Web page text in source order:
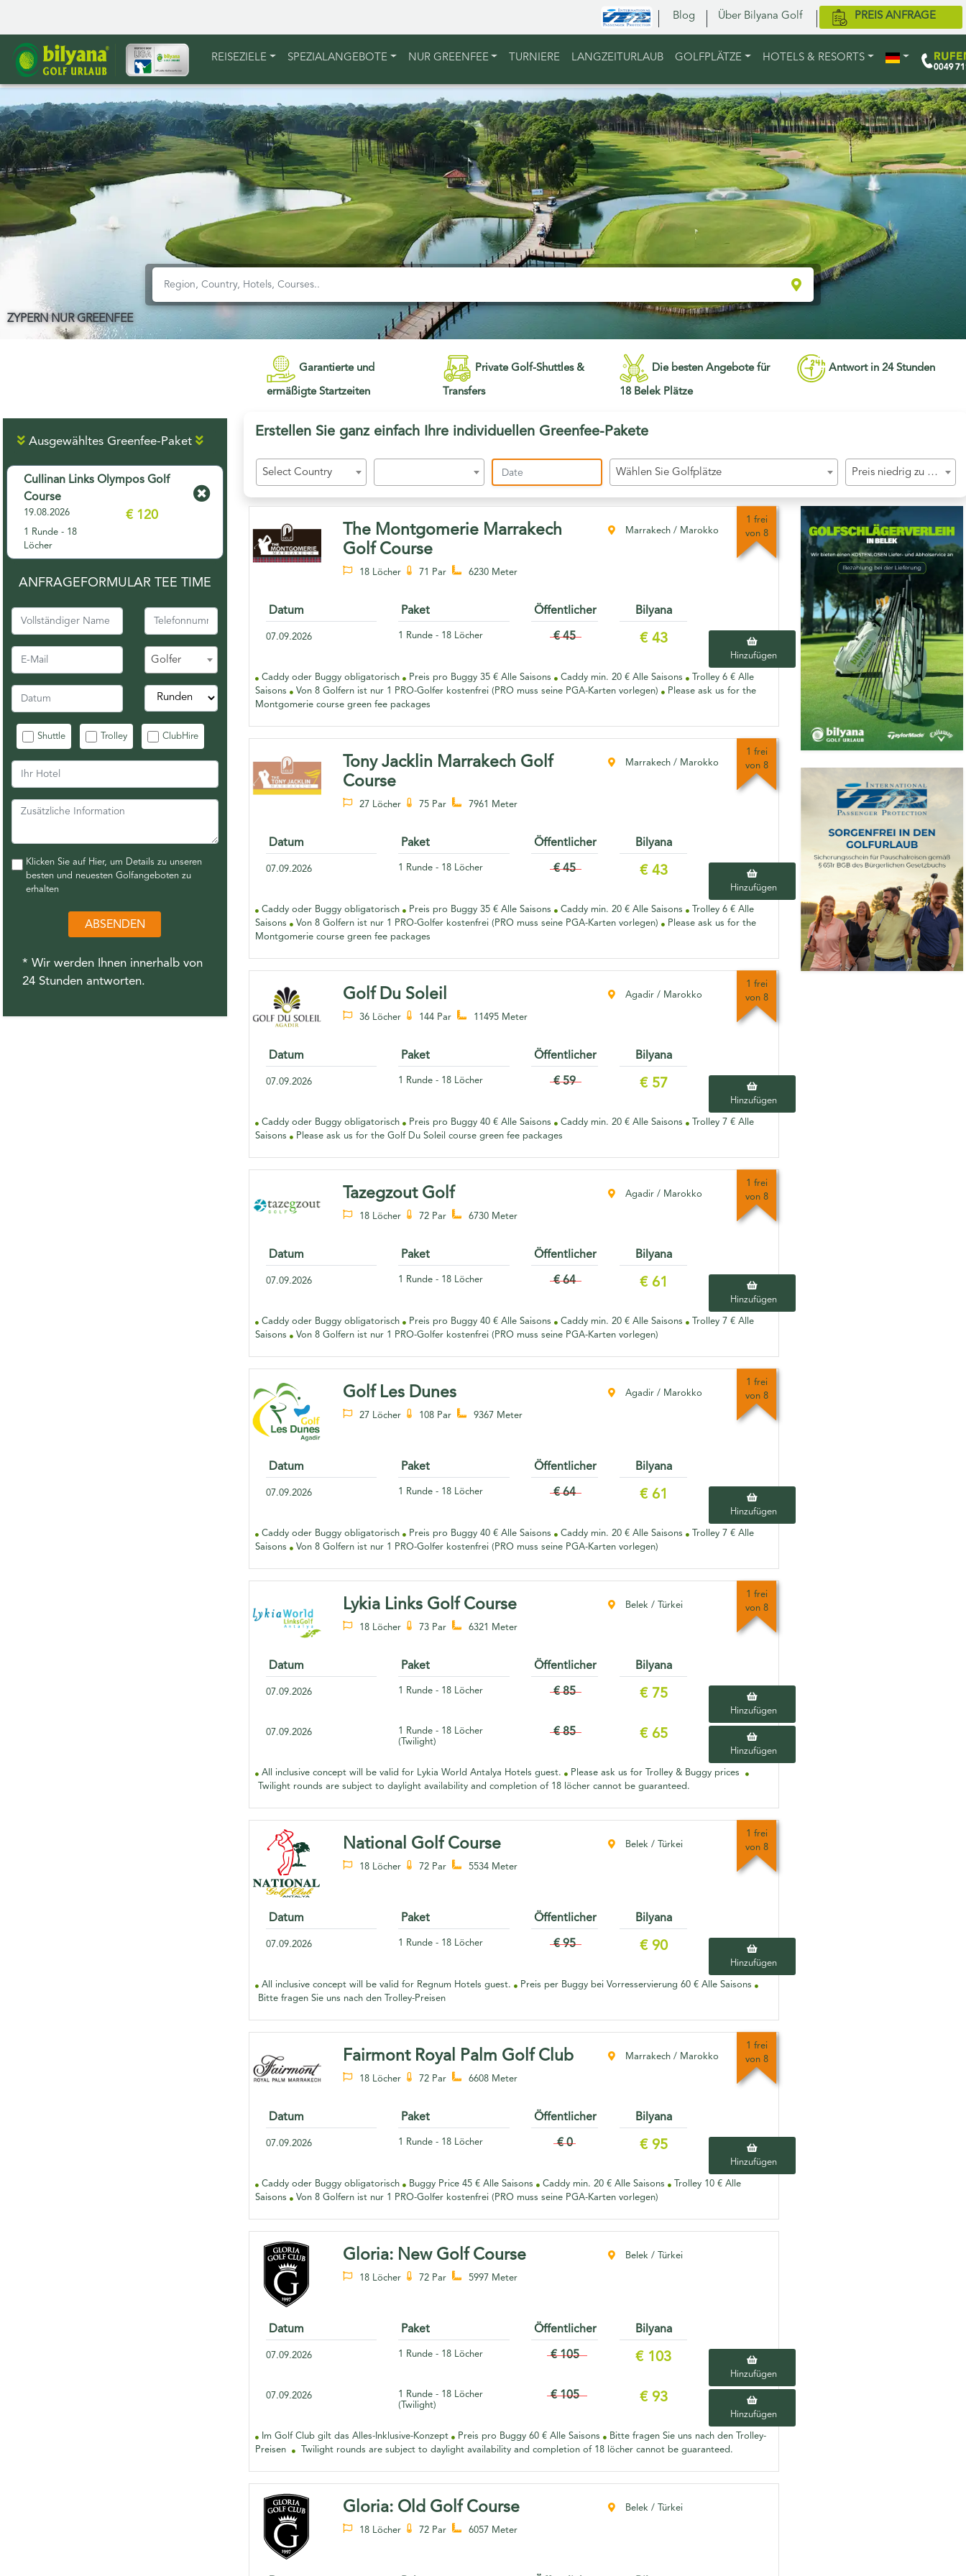
Blog Über Bilyana Golf PREIS ANFRAGE
REISEZIELE SPEZIALANGEBOTE NUR GREENFEE TURNIERE LANGZEITURLAUB GOLFPLÄTZE HOTELS & RESORTS
ZYPERN NUR GREENFEE
Ausgewähltes Greenfee-Paket
Cullinan Links Olympos Golf
Course
19.08.2026 € 120
1 Runde - 18
Löcher
ANFRAGEFORMULAR TEE TIME
Golfer
Shuttle Trolley ClubHire
Klicken Sie auf Hier, um Details zu unseren
besten und neuesten Golfangeboten zu
erhalten
ABSENDEN
* Wir werden Ihnen innerhalb von
24 Stunden antworten.
Garantierte und
ermäßigte Startzeiten
Private Golf-Shuttles &
Transfers
Die besten Angebote für
18 Belek Plätze
Antwort in 24 Stunden
Erstellen Sie ganz einfach Ihre individuellen Greenfee-Pakete
Select Country Wählen Sie Golfplätze Preis niedrig zu hoch
1 frei
von 8
The Montgomerie Marrakech
Golf Course
18 Löcher 71 Par 6230 Meter
Marrakech / Marokko
Datum Paket Öffentlicher Bilyana
07.09.2026 1 Runde - 18 Löcher € 45 € 43
Hinzufügen
Caddy oder Buggy obligatorisch Preis pro Buggy 35 € Alle Saisons Caddy min. 20 € Alle Saisons
Trolley 6 € Alle
Saisons
Von 8 Golfern ist nur 1 PRO-Golfer kostenfrei (PRO muss seine PGA-Karten vorlegen)
Please ask us for the
Montgomerie course green fee packages
1 frei
von 8
Tony Jacklin Marrakech Golf
Course
27 Löcher 75 Par 7961 Meter
Marrakech / Marokko
Datum Paket Öffentlicher Bilyana
07.09.2026 1 Runde - 18 Löcher € 45 € 43
Hinzufügen
Caddy oder Buggy obligatorisch Preis pro Buggy 35 € Alle Saisons Caddy min. 20 € Alle Saisons
Trolley 6 € Alle
Saisons
Von 8 Golfern ist nur 1 PRO-Golfer kostenfrei (PRO muss seine PGA-Karten vorlegen)
Please ask us for the
Montgomerie course green fee packages
1 frei
von 8
Golf Du Soleil
36 Löcher 144 Par 11495 Meter
Agadir / Marokko
Datum Paket Öffentlicher Bilyana
07.09.2026 1 Runde - 18 Löcher € 59 € 57
Hinzufügen
Caddy oder Buggy obligatorisch Preis pro Buggy 40 € Alle Saisons Caddy min. 20 € Alle Saisons
Trolley 7 € Alle
Saisons
Please ask us for the Golf Du Soleil course green fee packages
1 frei
von 8
Tazegzout Golf
18 Löcher 72 Par 6730 Meter
Agadir / Marokko
Datum Paket Öffentlicher Bilyana
07.09.2026 1 Runde - 18 Löcher € 64 € 61
Hinzufügen
Caddy oder Buggy obligatorisch Preis pro Buggy 40 € Alle Saisons Caddy min. 20 € Alle Saisons
Trolley 7 € Alle
Saisons
Von 8 Golfern ist nur 1 PRO-Golfer kostenfrei (PRO muss seine PGA-Karten vorlegen)
1 frei
von 8
Golf Les Dunes
27 Löcher 108 Par 9367 Meter
Agadir / Marokko
Datum Paket Öffentlicher Bilyana
07.09.2026 1 Runde - 18 Löcher € 64 € 61
Hinzufügen
Caddy oder Buggy obligatorisch Preis pro Buggy 40 € Alle Saisons Caddy min. 20 € Alle Saisons
Trolley 7 € Alle
Saisons
Von 8 Golfern ist nur 1 PRO-Golfer kostenfrei (PRO muss seine PGA-Karten vorlegen)
1 frei
von 8
Lykia Links Golf Course
18 Löcher 73 Par 6321 Meter
Belek / Türkei
Datum Paket Öffentlicher Bilyana
07.09.2026 1 Runde - 18 Löcher € 85 € 75
Hinzufügen
07.09.2026
1 Runde - 18 Löcher
(Twilight)
€ 85 € 65
Hinzufügen
All inclusive concept will be valid for Lykia World Antalya Hotels guest.
Please ask us for Trolley & Buggy prices
Twilight rounds are subject to daylight availability and completion of 18 löcher cannot be guaranteed.
1 frei
von 8
National Golf Course
18 Löcher 72 Par 5534 Meter
Belek / Türkei
Datum Paket Öffentlicher Bilyana
07.09.2026 1 Runde - 18 Löcher € 95 € 90
Hinzufügen
All inclusive concept will be valid for Regnum Hotels guest.
Preis per Buggy bei Vorresservierung 60 € Alle Saisons
Bitte fragen Sie uns nach den Trolley-Preisen
1 frei
von 8
Fairmont Royal Palm Golf Club
18 Löcher 72 Par 6608 Meter
Marrakech / Marokko
Datum Paket Öffentlicher Bilyana
07.09.2026 1 Runde - 18 Löcher € 0 € 95
Hinzufügen
Caddy oder Buggy obligatorisch Buggy Price 45 € Alle Saisons Caddy min. 20 € Alle Saisons
Trolley 10 € Alle
Saisons
Von 8 Golfern ist nur 1 PRO-Golfer kostenfrei (PRO muss seine PGA-Karten vorlegen)
Gloria: New Golf Course
18 Löcher 72 Par 5997 Meter
Belek / Türkei
Datum Paket Öffentlicher Bilyana
07.09.2026 1 Runde - 18 Löcher € 105 € 103
Hinzufügen
07.09.2026
1 Runde - 18 Löcher
(Twilight)
€ 105 € 93
Hinzufügen
Im Golf Club gilt das Alles-Inklusive-Konzept Preis pro Buggy 60 € Alle Saisons
Bitte fragen Sie uns nach den Trolley-
Preisen
Twilight rounds are subject to daylight availability and completion of 18 löcher cannot be guaranteed.
Gloria: Old Golf Course
18 Löcher 72 Par 6057 Meter
Belek / Türkei